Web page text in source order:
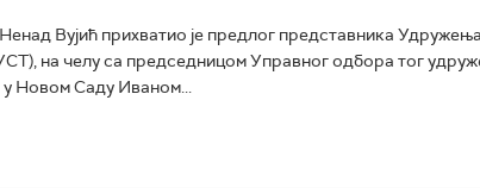
Вујић прихватио је предлог представника Удружења
на челу са председницом Управног одбора тог
Новом Саду Иваном...